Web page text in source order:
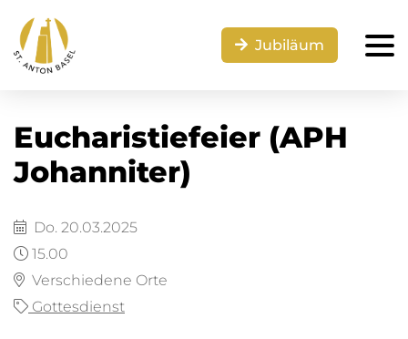
Jubiläum
Eucharistiefeier (APH
Johanniter)
Do. 20.03.2025
15.00
Verschiedene Orte
Gottesdienst